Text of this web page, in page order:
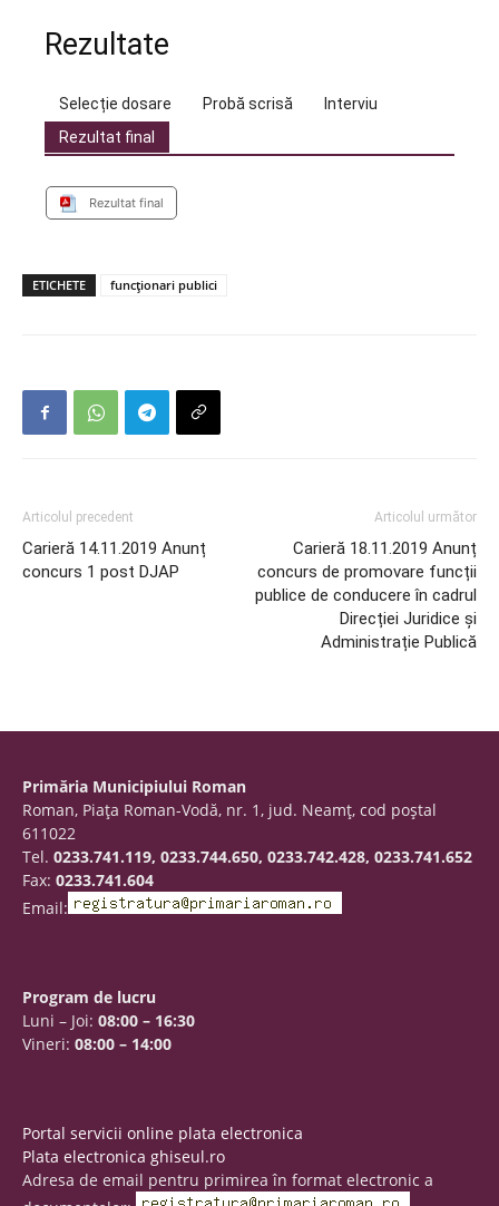
Rezultate
Selecție dosare Probă scrisă
Interviu
Rezultat final
Rezultat final
ETICHETE funcționari publici
Articolul precedent
Carieră 14.11.2019 Anunț
concurs 1 post DJAP
Articolul următor
Carieră 18.11.2019 Anunț
concurs de promovare funcții
publice de conducere în cadrul
Direcției Juridice și
Administrație Publică
Primăria Municipiului Roman
Roman, Piaţa Roman-Vodă, nr. 1, jud. Neamţ, cod poştal
611022
Tel. 0233.741.119, 0233.744.650, 0233.742.428, 0233.741.652
Fax: 0233.741.604
Email:
Program de lucru
Luni – Joi: 08:00 – 16:30
Vineri: 08:00 – 14:00
Portal servicii online plata electronica
Plata electronica ghiseul.ro
Adresa de email pentru primirea în format electronic a